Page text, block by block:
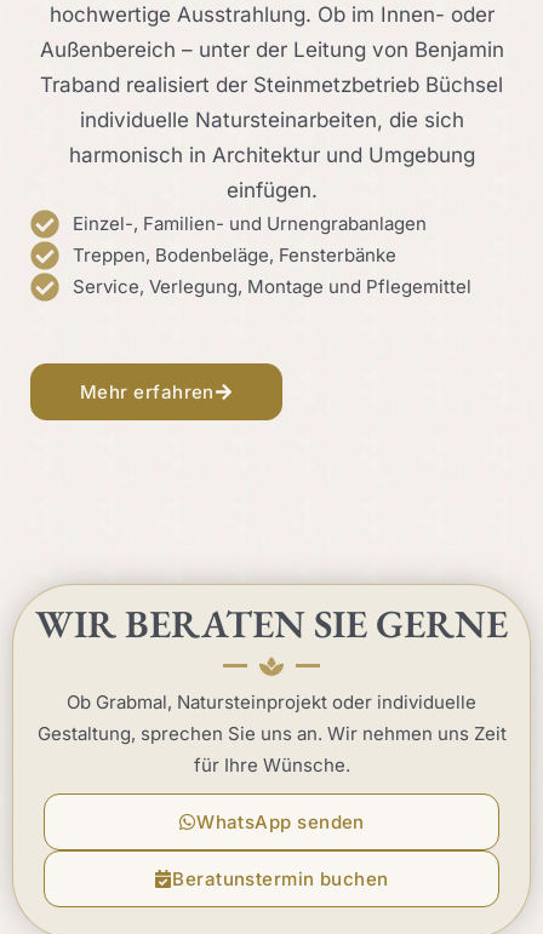
hochwertige Ausstrahlung. Ob im Innen- oder
Außenbereich – unter der Leitung von Benjamin
Traband realisiert der Steinmetzbetrieb Büchsel
individuelle Natursteinarbeiten, die sich
harmonisch in Architektur und Umgebung
einfügen.
Einzel-, Familien- und Urnengrabanlagen
Treppen, Bodenbeläge, Fensterbänke
Service, Verlegung, Montage und Pflegemittel
Mehr erfahren
WIR BERATEN SIE GERNE
Ob Grabmal, Natursteinprojekt oder individuelle
Gestaltung, sprechen Sie uns an. Wir nehmen uns Zeit
für Ihre Wünsche.
WhatsApp senden
Beratunstermin buchen